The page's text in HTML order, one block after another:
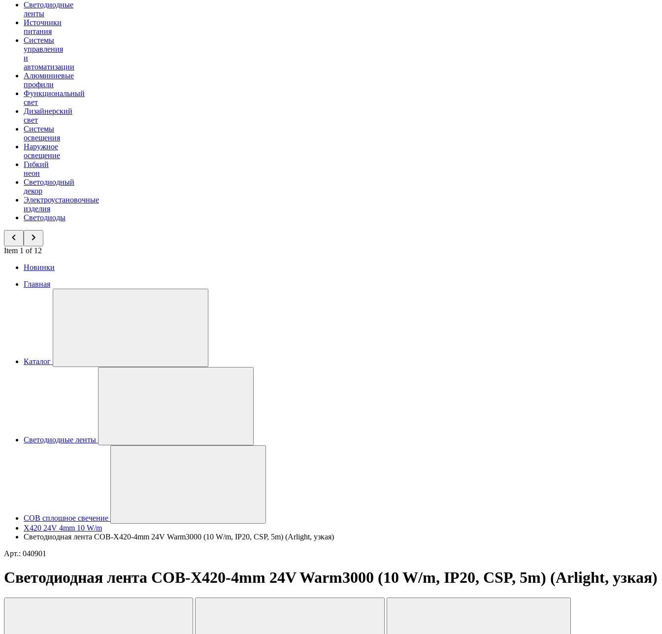
Светодиодные
ленты
Источники
питания
Системы
управления
и
автоматизации
Алюминиевые
профили
Функциональный
свет
Дизайнерский
свет
Системы
освещения
Наружное
освещение
Гибкий
неон
Светодиодный
декор
Электроустановочные
изделия
Светодиоды
Item 1 of 12
Новинки
Главная
Каталог
Светодиодные ленты
COB сплошное свечение
X420 24V 4mm 10 W/m
Светодиодная лента COB-X420-4mm 24V Warm3000 (10 W/m, IP20, CSP, 5m) (Arlight, узкая)
Арт.: 040901
Светодиодная лента COB-X420-4mm 24V Warm3000 (10 W/m, IP20, CSP, 5m) (Arlight, узкая)